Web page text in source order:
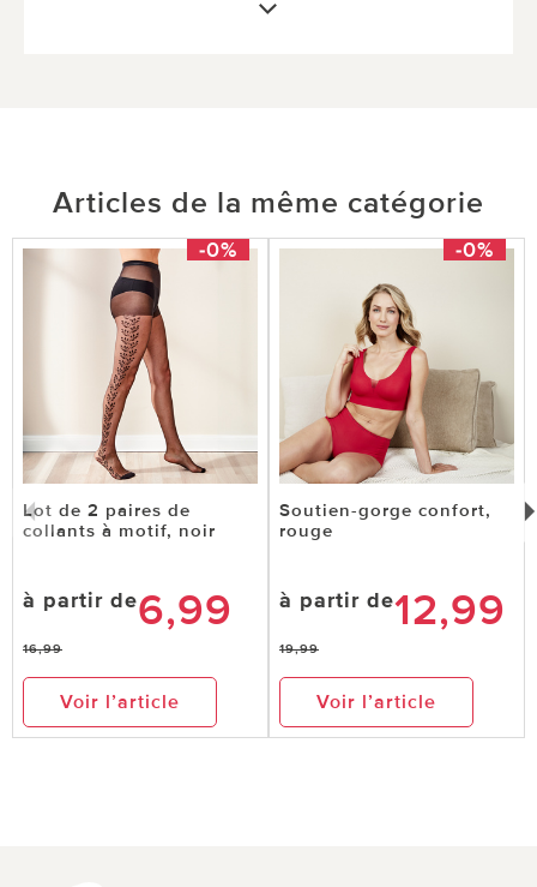
intégré
Trop étroit
0 sur 0 ont trouvé cette évaluation utile.
utile pas utile
Articles de la même catégorie
-0%
Lot de 2 paires de
collants à motif, noir
à partir de6,99
16,99
Voir l’article
-0%
Soutien-gorge confort,
rouge
à partir de12,99
19,99
Voir l’article